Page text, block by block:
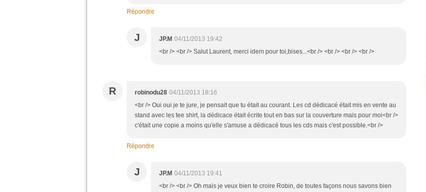
Répondre
J JP.M 04/11/2013 19:42
<br /> <br /> Salut Laurent, merci idem pour toi,bises...<br /> <br /> <br /> <br />
R robinodu28 04/11/2013 18:16
<br /> Oui oui je te jure, je pensait que tu était au courant. Les cd dédicacé était mis en vente au
stand avec les tee shirt, la dédicace était écrite tout en bas sur la couverture mais pour moi<br />
c'était une copie a moins qu'elle s'amuse a dédicacé tous les cds mais c'est possible.<br />
Répondre
J JP.M 04/11/2013 19:41
<br /> <br /> Oh mais je veux bien te croire Robin, de toutes façons nous savons bien